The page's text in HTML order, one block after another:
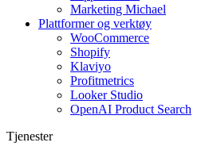
Marketing Michael
Plattformer og verktøy
WooCommerce
Shopify
Klaviyo
Profitmetrics
Looker Studio
OpenAI Product Search
Tjenester